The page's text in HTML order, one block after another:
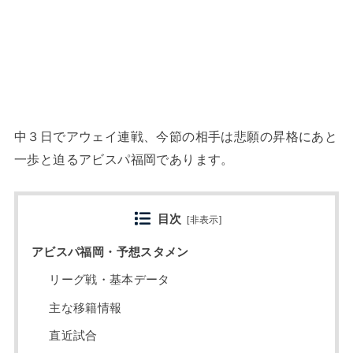
中３日でアウェイ連戦、今節の相手は悲願の昇格にあと
一歩と迫るアビスパ福岡であります。
目次 [非表示]
アビスパ福岡・予想スタメン
リーグ戦・基本データ
主な移籍情報
直近試合